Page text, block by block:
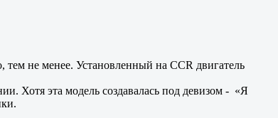
не менее. Установленный на CCR двигатель
Хотя эта модель создавалась под девизом - «Я